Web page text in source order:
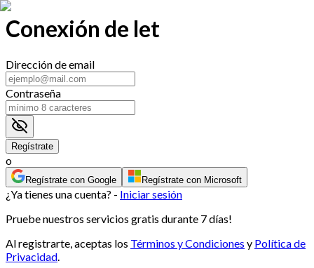
Conexión de let
Dirección de email
Contraseña
Regístrate
o
Regístrate con Google Regístrate con Microsoft
¿Ya tienes una cuenta? - Iniciar sesión
Pruebe nuestros servicios gratis durante 7 días!
Al registrarte, aceptas los Términos y Condiciones y Política de
Privacidad.